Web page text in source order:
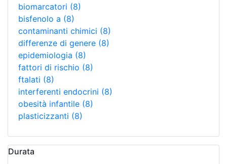
biomarcatori (8)
bisfenolo a (8)
contaminanti chimici (8)
differenze di genere (8)
epidemiologia (8)
fattori di rischio (8)
ftalati (8)
interferenti endocrini (8)
obesità infantile (8)
plasticizzanti (8)
Durata